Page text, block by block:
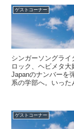
ゲストコーナー
シンガーソングラ
ロック、ヘビメタ
Japanのナンバーを
系の学部へ。いっ
ゲストコーナー